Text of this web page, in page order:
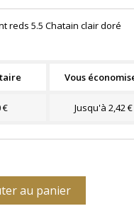
reds 5.5 Chatain clair doré
Vous
€ Jusqu'à 2,42 €
au panier